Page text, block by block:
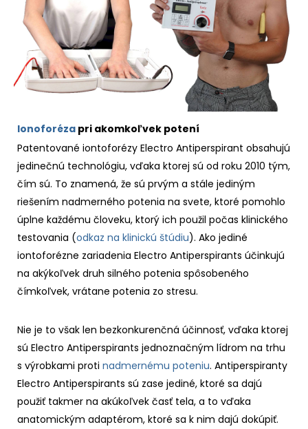
Ionoforéza pri akomkoľvek potení
Patentované iontoforézy Electro Antiperspirant obsahujú
jedinečnú technológiu, vďaka ktorej sú od roku 2010 tým,
čím sú. To znamená, že sú prvým a stále jediným
riešením nadmerného potenia na svete, ktoré pomohlo
úplne každému človeku, ktorý ich použil počas klinického
testovania (odkaz na klinickú štúdiu). Ako jediné
iontoforézne zariadenia Electro Antiperspirants účinkujú
na akýkoľvek druh silného potenia spôsobeného
čímkoľvek, vrátane potenia zo stresu.
Nie je to však len bezkonkurenčná účinnosť, vďaka ktorej
sú Electro Antiperspirants jednoznačným lídrom na trhu
s výrobkami proti nadmernému poteniu. Antiperspiranty
Electro Antiperspirants sú zase jediné, ktoré sa dajú
použiť takmer na akúkoľvek časť tela, a to vďaka
anatomickým adaptérom, ktoré sa k nim dajú dokúpiť.